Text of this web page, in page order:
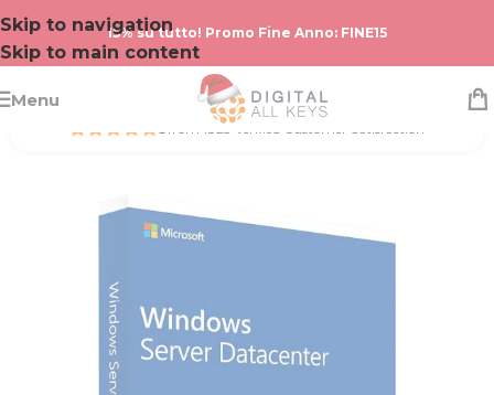
Skip to navigation
Skip to main content
15% su tutto! Promo Fine Anno: FINE15
Menu
5 from 1823 Verified Customer Satisfaction